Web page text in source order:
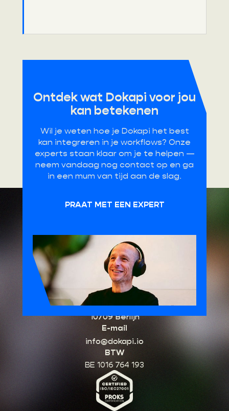
Ontdek wat Dokapi voor jou
kan betekenen
Wil je weten hoe je Dokapi het best
kan integreren in je workflows? Onze
experts staan klaar om je te helpen —
neem vandaag nog contact op en ga
in een mum van tijd aan de slag.
PRAAT MET EEN EXPERT
HQ België
Schuttersvest 75
2800 Mechelen, België
Kantoor Duitsland
Kurfürstendamm 96
10709 Berlijn
E-mail
info@dokapi.io
BTW
BE 1016 764 193